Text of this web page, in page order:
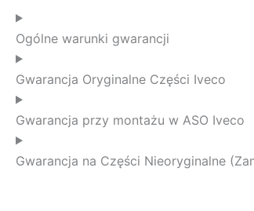
Ogólne warunki gwarancji
Gwarancja Oryginalne Części Iveco
Gwarancja przy montażu w ASO Iveco
Gwarancja na Części Nieoryginalne